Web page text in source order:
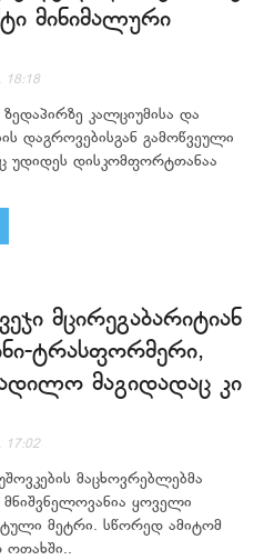
მინიმალური
18:18
კალციუმისა და
დაგროვებისგან გამოწვეული
დისკომფორტთანაა
მცირეგაბარიტიან
ტრასფორმერი,
მაგიდადაც კი
17:02
მაცხოვრებლებმა
ყოველი
მეტრი. სწორედ ამიტომ